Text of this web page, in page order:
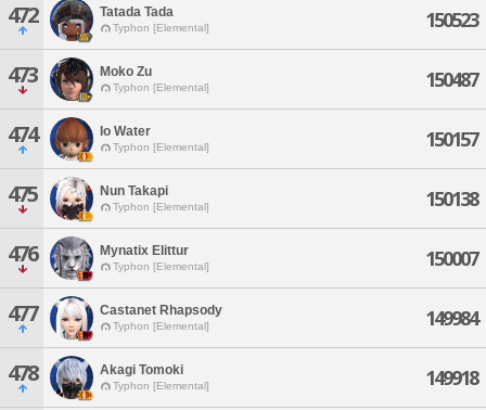
472 Tatada Tada
Typhon [Elemental] 150523
473 Moko Zu
Typhon [Elemental] 150487
474 Io Water
Typhon [Elemental] 150157
475 Nun Takapi
Typhon [Elemental] 150138
476 Mynatix Elittur
Typhon [Elemental] 150007
477 Castanet Rhapsody
Typhon [Elemental] 149984
478 Akagi Tomoki
Typhon [Elemental] 149918